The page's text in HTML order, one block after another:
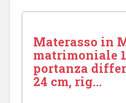
Materasso in
matrimoniale
portanza
24 cm, rig...